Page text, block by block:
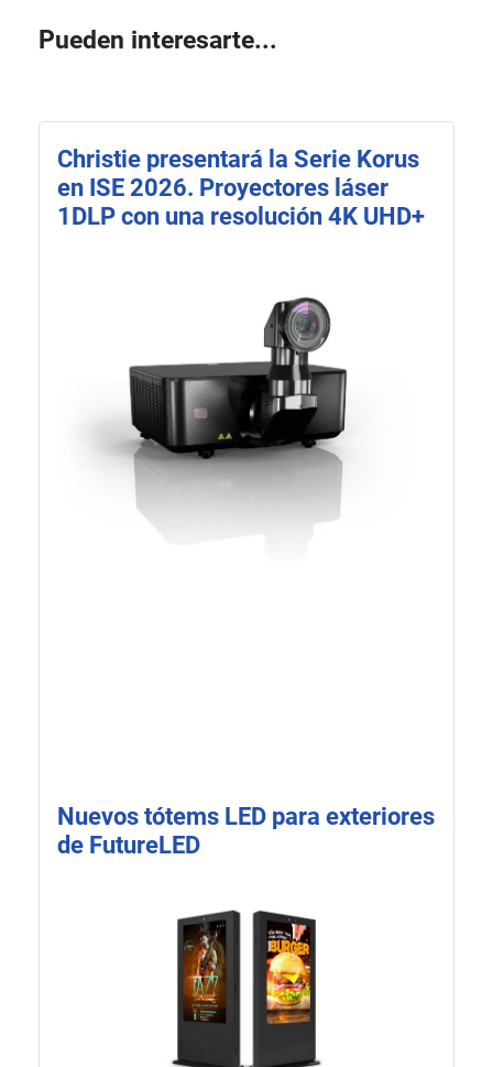
Pueden interesarte...
Christie presentará la Serie Korus
en ISE 2026. Proyectores láser
1DLP con una resolución 4K UHD+
Nuevos tótems LED para exteriores
de FutureLED